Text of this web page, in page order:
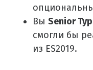
Вы Senior
смогли бы
из ES2019.